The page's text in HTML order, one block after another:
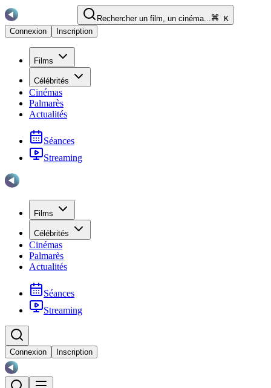
Rechercher un film, un cinéma...
K
Connexion
Inscription
Films
Célébrités
Cinémas
Palmarès
Actualités
Séances
Streaming
Films
Célébrités
Cinémas
Palmarès
Actualités
Séances
Streaming
Connexion Inscription